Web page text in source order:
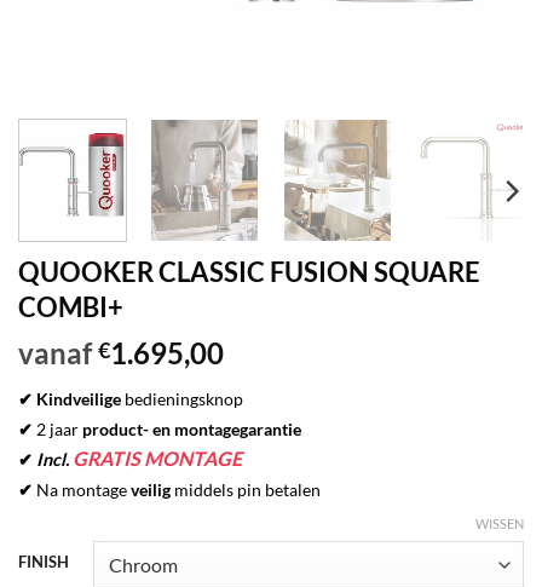
QUOOKER CLASSIC FUSION SQUARE
COMBI+
vanaf €1.695,00
✔ Kindveilige bedieningsknop
✔ 2 jaar product- en montagegarantie
✔ Incl. GRATIS MONTAGE
✔ Na montageveilig middels pin betalen
FINISH
WISSEN